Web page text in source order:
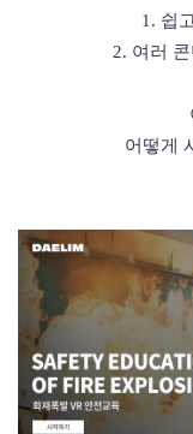
1. 쉽
2. 여러
어떻게